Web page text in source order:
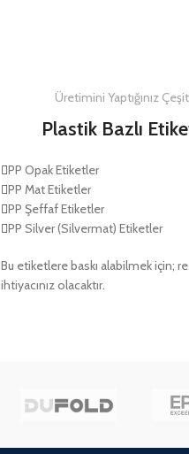
Üretimini Yaptığınız
Plastik Bazlı
PP Opak Etiketler
PP Mat Etiketler
PP Şeffaf Etiketler
PP Silver (Silvermat) Etiketler
Bu etiketlere baskı alabilmek için;
ihtiyacınız olacaktır.